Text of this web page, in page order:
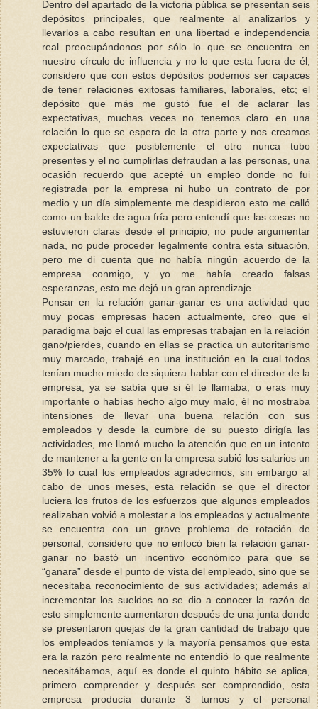
Dentro del apartado de la victoria pública se presentan seis
depósitos principales, que realmente al analizarlos y
llevarlos a cabo resultan en una libertad e independencia
real preocupándonos por sólo lo que se encuentra en
nuestro círculo de influencia y no lo que esta fuera de él,
considero que con estos depósitos podemos ser capaces
de tener relaciones exitosas familiares, laborales, etc; el
depósito que más me gustó fue el de aclarar las
expectativas, muchas veces no tenemos claro en una
relación lo que se espera de la otra parte y nos creamos
expectativas que posiblemente el otro nunca tubo
presentes y el no cumplirlas defraudan a las personas, una
ocasión recuerdo que acepté un empleo donde no fui
registrada por la empresa ni hubo un contrato de por
medio y un día simplemente me despidieron esto me calló
como un balde de agua fría pero entendí que las cosas no
estuvieron claras desde el principio, no pude argumentar
nada, no pude proceder legalmente contra esta situación,
pero me di cuenta que no había ningún acuerdo de la
empresa conmigo, y yo me había creado falsas
esperanzas, esto me dejó un gran aprendizaje.
Pensar en la relación ganar-ganar es una actividad que
muy pocas empresas hacen actualmente, creo que el
paradigma bajo el cual las empresas trabajan en la relación
gano/pierdes, cuando en ellas se practica un autoritarismo
muy marcado, trabajé en una institución en la cual todos
tenían mucho miedo de siquiera hablar con el director de la
empresa, ya se sabía que si él te llamaba, o eras muy
importante o habías hecho algo muy malo, él no mostraba
intensiones de llevar una buena relación con sus
empleados y desde la cumbre de su puesto dirigía las
actividades, me llamó mucho la atención que en un intento
de mantener a la gente en la empresa subió los salarios un
35% lo cual los empleados agradecimos, sin embargo al
cabo de unos meses, esta relación se que el director
luciera los frutos de los esfuerzos que algunos empleados
realizaban volvió a molestar a los empleados y actualmente
se encuentra con un grave problema de rotación de
personal, considero que no enfocó bien la relación ganar-
ganar no bastó un incentivo económico para que se
“ganara” desde el punto de vista del empleado, sino que se
necesitaba reconocimiento de sus actividades; además al
incrementar los sueldos no se dio a conocer la razón de
esto simplemente aumentaron después de una junta donde
se presentaron quejas de la gran cantidad de trabajo que
los empleados teníamos y la mayoría pensamos que esta
era la razón pero realmente no entendió lo que realmente
necesitábamos, aquí es donde el quinto hábito se aplica,
primero comprender y después ser comprendido, esta
empresa producía durante 3 turnos y el personal